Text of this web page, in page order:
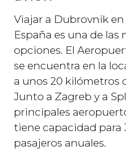
Viajar a Dubrovnik
España es una de las
opciones. El
se encuentra en la
a unos 20 kilómetros
Junto a Zagreb y a
principales
tiene capacidad para
pasajeros anuales.